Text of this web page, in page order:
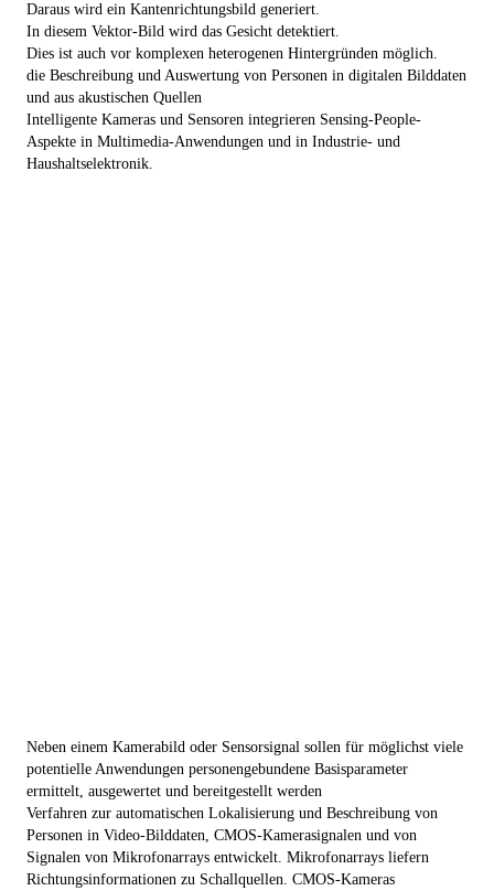
Daraus wird ein Kantenrichtungsbild generiert.
In diesem Vektor-Bild wird das Gesicht detektiert.
Dies ist auch vor komplexen heterogenen Hintergründen möglich.
die Beschreibung und Auswertung von Personen in digitalen Bilddaten
und aus akustischen Quellen
Intelligente Kameras und Sensoren integrieren Sensing-People-
Aspekte in Multimedia-Anwendungen und in Industrie- und
Haushaltselektronik.
Neben einem Kamerabild oder Sensorsignal sollen für möglichst viele
potentielle Anwendungen personengebundene Basisparameter
ermittelt, ausgewertet und bereitgestellt werden
Verfahren zur automatischen Lokalisierung und Beschreibung von
Personen in Video-Bilddaten, CMOS-Kamerasignalen und von
Signalen von Mikrofonarrays entwickelt. Mikrofonarrays liefern
Richtungsinformationen zu Schallquellen. CMOS-Kameras